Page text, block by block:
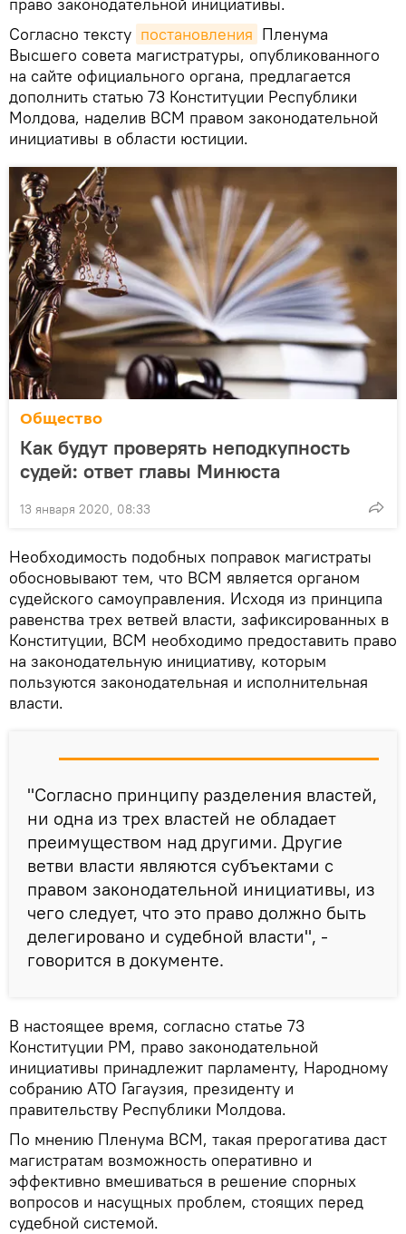
Согласно тексту постановления Пленума
Высшего совета магистратуры, опубликованного
на сайте официального органа, предлагается
дополнить статью 73 Конституции Республики
Молдова, наделив ВСМ правом законодательной
инициативы в области юстиции.
Общество
Как будут проверять неподкупность
судей: ответ главы Минюста
13 января 2020, 08:33
Необходимость подобных поправок магистраты
обосновывают тем, что ВСМ является органом
судейского самоуправления. Исходя из принципа
равенства трех ветвей власти, зафиксированных в
Конституции, ВСМ необходимо предоставить право
на законодательную инициативу, которым
пользуются законодательная и исполнительная
власти.
"Согласно принципу разделения властей,
ни одна из трех властей не обладает
преимуществом над другими. Другие
ветви власти являются субъектами с
правом законодательной инициативы, из
чего следует, что это право должно быть
делегировано и судебной власти", -
говорится в документе.
В настоящее время, согласно статье 73
Конституции РМ, право законодательной
инициативы принадлежит парламенту, Народному
собранию АТО Гагаузия, президенту и
правительству Республики Молдова.
По мнению Пленума ВСМ, такая прерогатива даст
магистратам возможность оперативно и
эффективно вмешиваться в решение спорных
вопросов и насущных проблем, стоящих перед
судебной системой.